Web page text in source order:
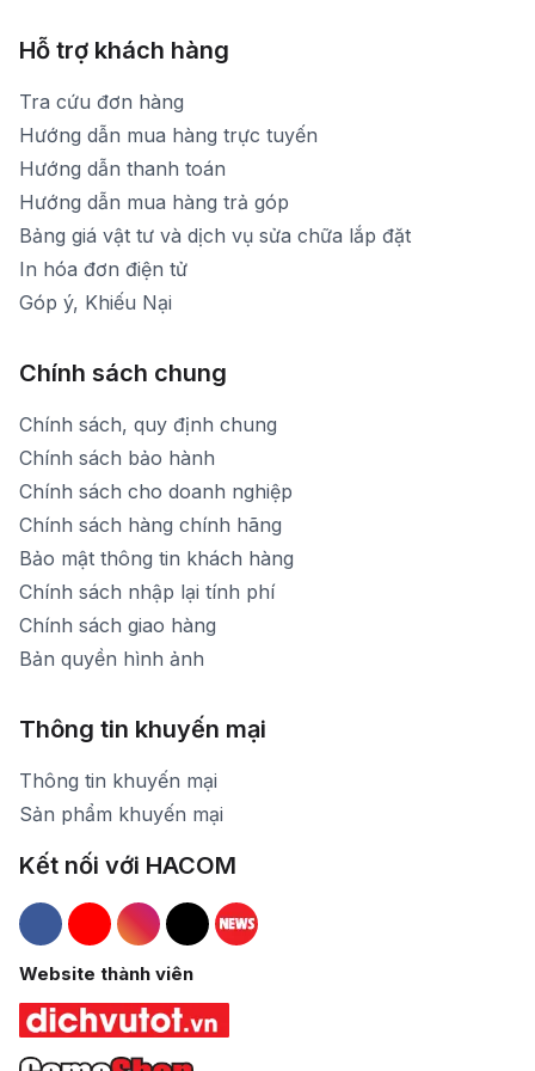
Hỗ trợ khách hàng
Tra cứu đơn hàng
Hướng dẫn mua hàng trực tuyến
Hướng dẫn thanh toán
Hướng dẫn mua hàng trả góp
Bảng giá vật tư và dịch vụ sửa chữa lắp đặt
In hóa đơn điện tử
Góp ý, Khiếu Nại
Chính sách chung
Chính sách, quy định chung
Chính sách bảo hành
Chính sách cho doanh nghiệp
Chính sách hàng chính hãng
Bảo mật thông tin khách hàng
Chính sách nhập lại tính phí
Chính sách giao hàng
Bản quyền hình ảnh
Thông tin khuyến mại
Thông tin khuyến mại
Sản phẩm khuyến mại
Kết nối với HACOM
Hacom Facebook
Hacom YouTube
Hacom Instagram
Hacom TikTok
Website thành viên